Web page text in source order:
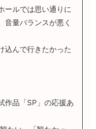
ールでは思い通りに
音量バランスが悪く
込んで行きたかった
作品「SP」の応援あ